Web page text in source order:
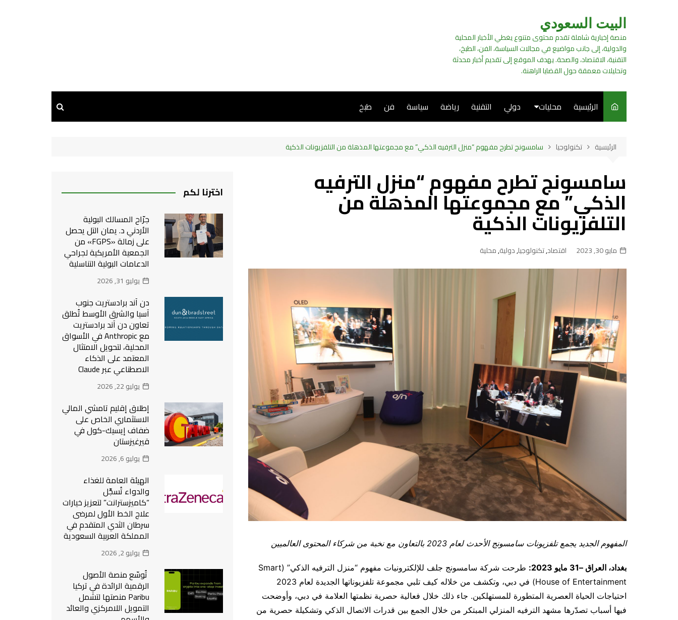
البيت السعودي
منصة إخبارية شاملة تقدم محتوى متنوع يغطي الأخبار المحلية
والدولية، إلى جانب مواضيع في مجالات السياسة، الفن، الطبخ،
التقنية، الاقتصاد، والصحة. يهدف الموقع إلى تقديم أخبار محدثة
وتحليلات معمقة حول القضايا الراهنة.
الرئيسية محليات
طبخ
دولي التقنية رياضة سياسة فن طبخ
الرئيسية تكنولوجيا سامسونج تطرح مفهوم “منزل الترفيه الذكي” مع مجموعتها المذهلة من التلفزيونات الذكية
سامسونج تطرح مفهوم “منزل الترفيه
الذكي” مع مجموعتها المذهلة من
التلفزيونات الذكية
مايو 30, 2023 اقتصاد,تكنولوجيا,دولية,محلية
المفهوم الجديد يجمع تلفزيونات سامسونج الأحدث لعام 2023 بالتعاون مع نخبة من شركاء المحتوى العالميين
بغداد، العراق –31 مايو 2023 :
طرحت شركة سامسونج جلف للإلكترونيات مفهوم “منزل الترفيه الذكي” (Smart
House of Entertainment) في دبي، وتكشف من خلاله كيف تلبي مجموعة تلفزيوناتها الجديدة لعام 2023
احتياجات الحياة العصرية المتطورة للمستهلكين. جاء ذلك خلال فعالية حصرية نظمتها العلامة في دبي، وأوضحت
فيها أسباب تصدّرها مشهد الترفيه المنزلي المبتكر من خلال الجمع بين قدرات الاتصال الذكي وتشكيلة حصرية من
اخترنا لكم
جرّاح المسالك البولية
الأردني د. يمان التل يحصل
على زمالة «FGPS» من
الجمعية الأمريكية لجراحي
الدعامات البولية التناسلية
يوليو 31, 2026
دن آند برادستريت جنوب
آسيا والشرق الأوسط تُطلق
تعاون دن آند برادستريت
مع Anthropic في الأسواق
المحلية، لتحويل الامتثال
المعتمد على الذكاء
الاصطناعي عبر Claude
يوليو 22, 2026
إطلاق إقليم تامشي المالي
الاستثماري الخاص على
ضفاف إيسيك-كول في
قيرغيزستان
يوليو 6, 2026
الهيئة العامة للغذاء
والدواء تُسجِّل
“كاميزسترانت” لتعزيز خيارات
علاج الخط الأول لمرضى
سرطان الثدي المتقدم في
المملكة العربية السعودية
يوليو 2, 2026
تُوسّع منصة الأصول
الرقمية الرائدة في تركيا
Paribu منصتها لتشمل
التمويل اللامركزي والعائد